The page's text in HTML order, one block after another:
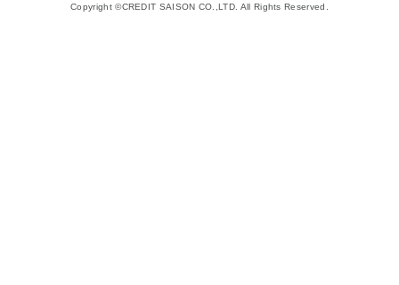
Copyright ©CREDIT SAISON CO.,LTD. All Rights Reserved.